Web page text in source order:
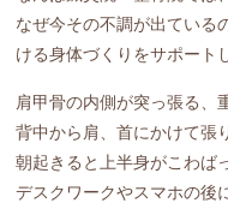
なぜ今その不調が出ている
ける身体づくりをサポート
肩甲骨の内側が突っ張る、
背中から肩、首にかけて張
朝起きると上半身がこわば
デスクワークやスマホの後